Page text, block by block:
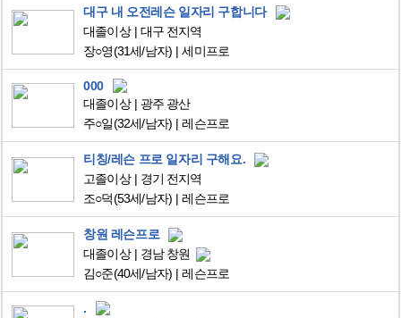
대구 내 오전레슨 일자리 구합니다
대졸이상
대구 전지역
장○영(31세/남자) 세미프로
000
대졸이상
광주 광산
주○일(32세/남자) 레슨프로
티칭/레슨 프로 일자리 구해요.
고졸이상
경기 전지역
조○덕(53세/남자) 레슨프로
창원 레슨프로
대졸이상
경남 창원
김○준(40세/남자) 레슨프로
.